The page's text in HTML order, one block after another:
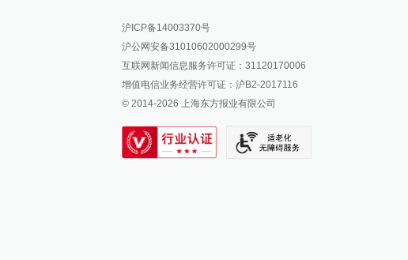
澎湃新闻公众号
澎湃新闻抖音号
派生万物开放平台
IP SHANGHAI
SIXTH TONE
报料邮箱: news@thepaper.cn
沪ICP备14003370号
沪公网安备31010602000299号
互联网新闻信息服务许可证：31120170006
增值电信业务经营许可证：沪B2-2017116
© 2014-2026 上海东方报业有限公司